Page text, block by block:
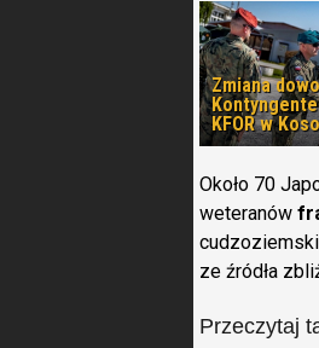
Zmiana
KFOR w
Około 70
weteranów
ze źródła
Przeczytaj